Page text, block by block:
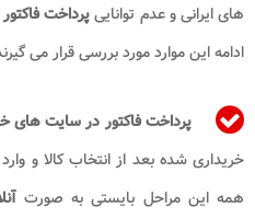
های ایرانی و عدم تواناییپرداختفاکتور
ادامه این موارد مورد بررسی قرار می
پرداختفاکتور در سایت های
خریداری شده بعد از انتخاب کالا و
همه این مراحل بایستی به صورت